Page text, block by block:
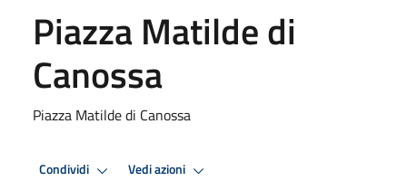
Piazza Matilde di
Canossa
Piazza Matilde di Canossa
Condividi Vedi azioni